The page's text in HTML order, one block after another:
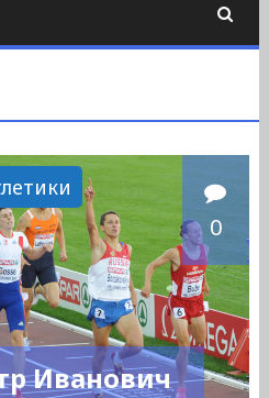
0
Иванович